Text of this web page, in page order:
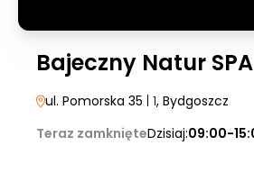
Bajeczny Natur SPA
ul. Pomorska 35 | 1, Bydgoszcz
Teraz zamknięteDzisiaj:09:00-